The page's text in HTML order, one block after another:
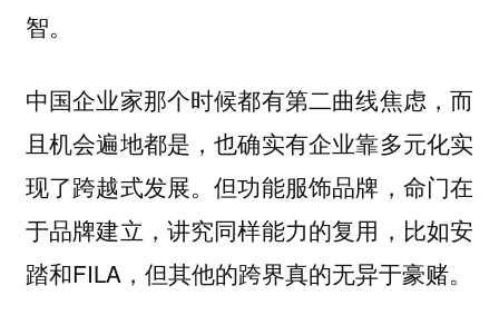
智。
中国企业家那个时候都有第二曲线焦虑，而
且机会遍地都是，也确实有企业靠多元化实
现了跨越式发展。但功能服饰品牌，命门在
于品牌建立，讲究同样能力的复用，比如安
踏和FILA，但其他的跨界真的无异于豪赌。